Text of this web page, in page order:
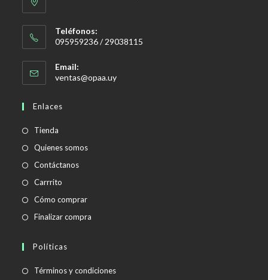
Teléfonos:
095959236 / 29038115
Email:
ventas@opaa.uySe
Enlaces
Tienda
Quienes somos
Contáctanos
Carrrito
Cómo comprar
Finalizar compra
Políticas
Términos y condicionesSe